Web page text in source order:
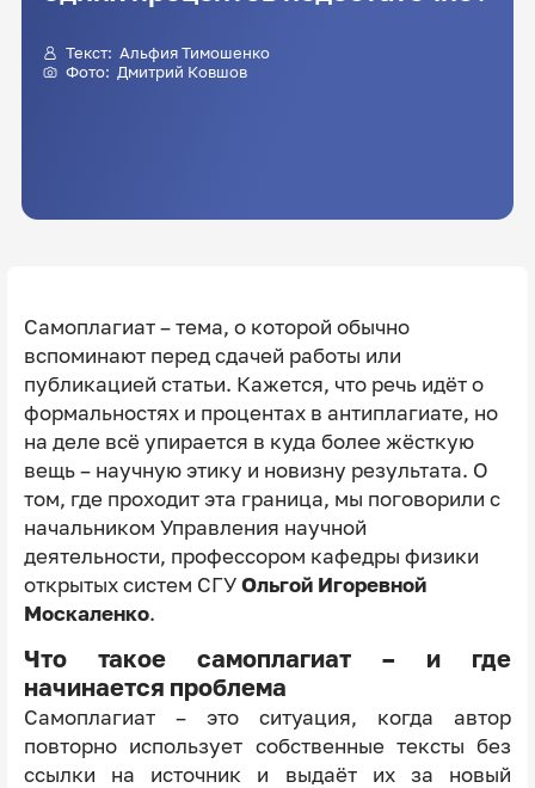
Текст: Альфия Тимошенко
Фото: Дмитрий Ковшов
Самоплагиат – тема, о которой обычно
вспоминают перед сдачей работы или
публикацией статьи. Кажется, что речь идёт о
формальностях и процентах в антиплагиате, но
на деле всё упирается в куда более жёсткую
вещь – научную этику и новизну результата. О
том, где проходит эта граница, мы поговорили с
начальником Управления научной
деятельности, профессором кафедры физики
открытых систем СГУ Ольгой Игоревной
Москаленко.
Что такое самоплагиат – и где
начинается проблема
Самоплагиат – это ситуация, когда автор
повторно использует собственные тексты без
ссылки на источник и выдаёт их за новый